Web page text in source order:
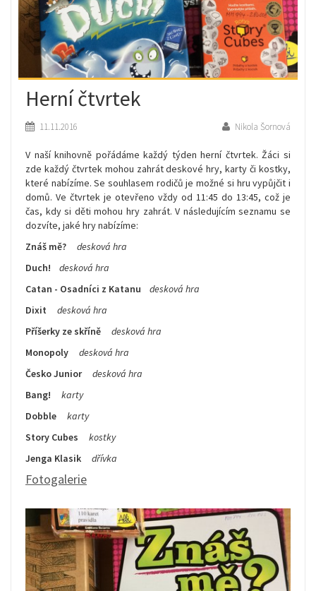
Herní čtvrtek
Nikola Šornová
11.11.2016
V naší knihovně pořádáme každý týden herní čtvrtek. Žáci si
zde každý čtvrtek mohou zahrát deskové hry, karty či kostky,
které nabízíme. Se souhlasem rodičů je možné si hru vypůjčit i
domů. Ve čtvrtek je otevřeno vždy od 11:45 do 13:45, což je
čas, kdy si děti mohou hry zahrát. V následujícím seznamu se
dozvíte, jaké hry nabízíme:
Znáš mě? desková hra
Duch!
desková hra
Catan - Osadníci z Katanu
desková hra
Dixit desková hra
Příšerky ze skříně
desková hra
Monopoly desková hra
Česko Juniordesková hra
Bang!
karty
Dobble
karty
Story Cubes kostky
Jenga Klasik
dřívka
Fotogalerie